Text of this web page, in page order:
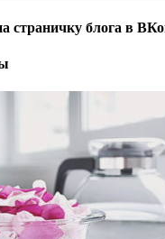
страничку блога в